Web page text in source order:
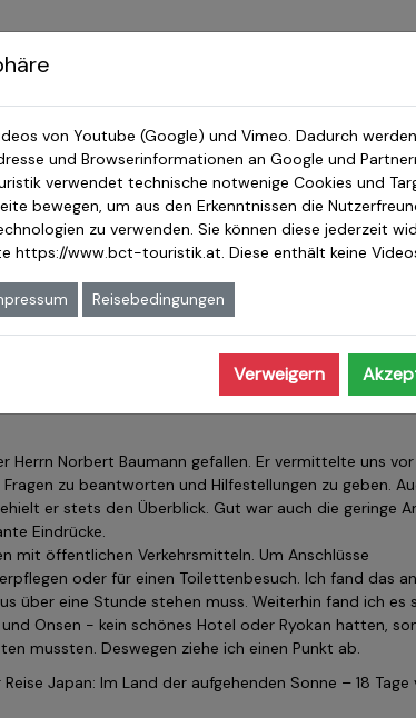
Japanreisen
ihrer durchgeführten Reise abzugeben. Dabei haben
Kommentar inklusive einer Liste besonders guter und
Kyushu Live – 18 Tage vom 12. Mai 2026
Herrn Norbert Baumann gefallen. Er vermittelte uns
zu beantworten und Hilfestellungen zu geben.
er stets den Überblick. Gut war auch die geringe
Eindrücke.
mit öffentlichen Verkehrsmitteln. Um Anschlüsse
oder für einen Toilettenbesuch. Ich fand das an
über eine Stunde stehen muss. Weiterhin fand ich es
Onsen - kein schönes Hotel oder Ryokan hatten,
mussten. Deswegen ziehe ich einen Punkt ab.
Reise Japan: Im Land der aufgehenden Sonne – 18 Tage
von Youtube (Google) und Vimeo. Dadurch
und Browserinformationen an Google und
verwendet technische notwenige Cookies und
bewegen, um aus den Erkenntnissen die
zu verwenden. Sie können diese jederzeit
https://www.bct-touristik.at. Diese enthält keine
Reisebedingungen
Verweigern